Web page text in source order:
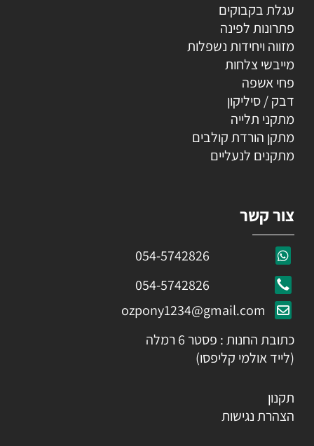
עגלת בקבוקים
פתרונות לפינה
מזווה ויחידות נשפלות
מייבשי צלחות
פחי אשפה
דבק / סיליקון
מתקני תלייה
מתקן הורדת קולבים
מתקנים לנעליים
צור קשר
054-5742826
054-5742826
ozpony1234@gmail.com
כתובת החנות : פסטר 6 רמלה
(לייד אולמי קליפסו)
תקנון
הצהרת נגישות